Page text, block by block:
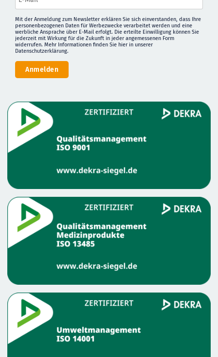
Mit der Anmeldung zum Newsletter erklären Sie sich einverstanden, dass Ihre
personenbezogenen Daten für Werbezwecke verarbeitet werden und eine
werbliche Ansprache über E-Mail erfolgt. Die erteilte Einwilligung können Sie
jederzeit mit Wirkung für die Zukunft in jeder angemessenen Form
widerrufen. Mehr Informationen finden Sie hier in unserer
Datenschutzerklärung.
Anmelden